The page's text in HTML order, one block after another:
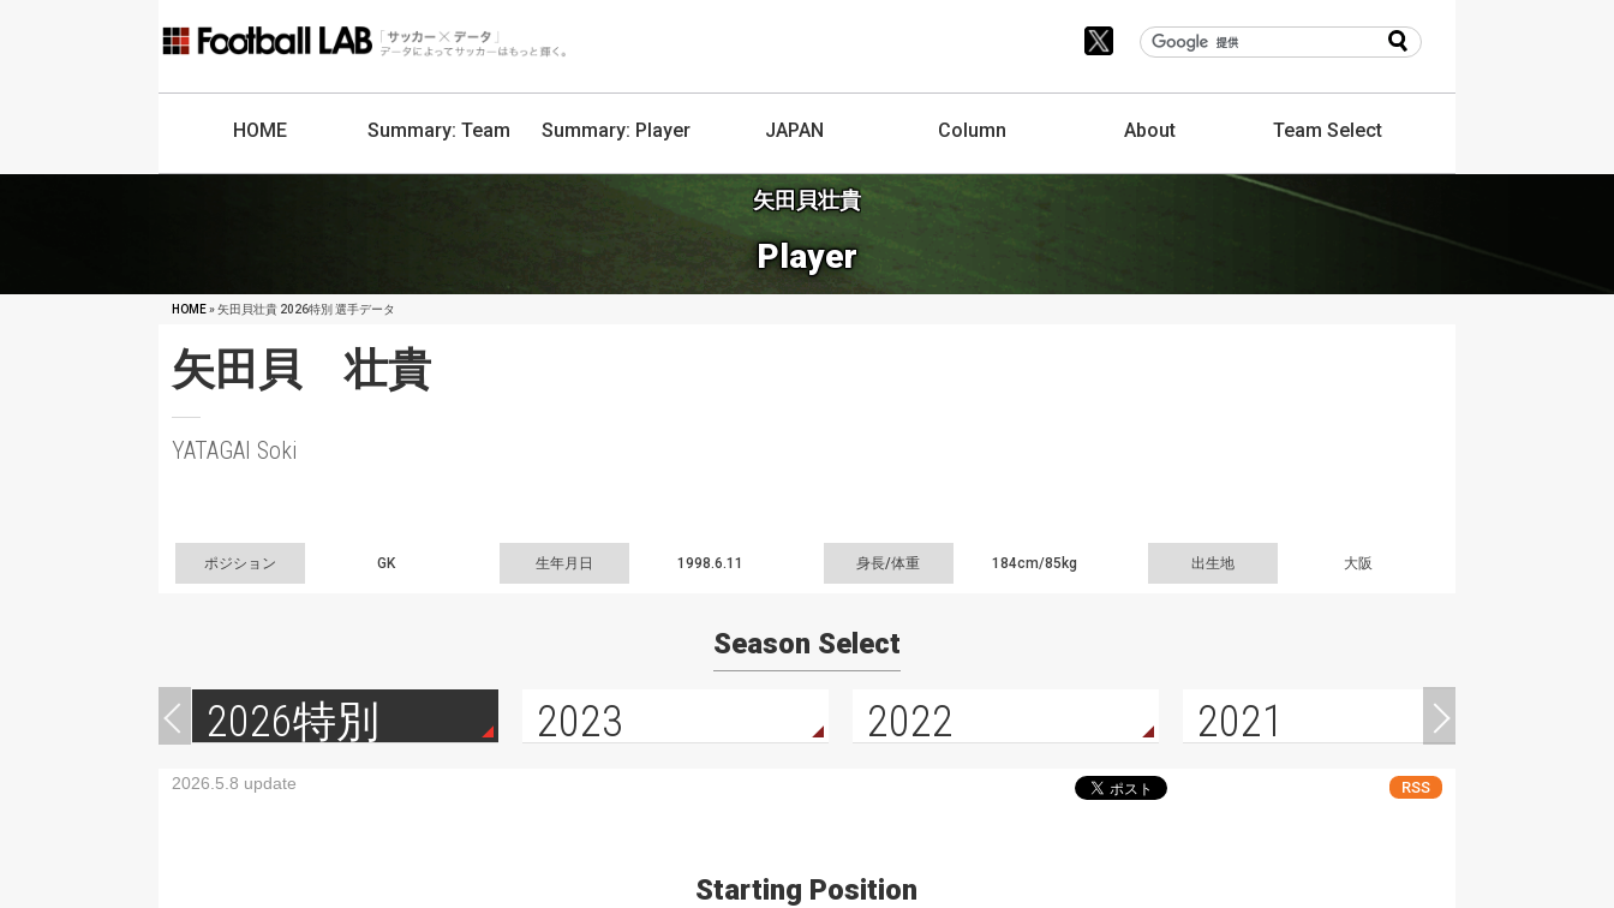
HOME Summary: Team Summary: Player JAPAN Column About TeamSelect
矢田貝壮貴
Player
HOME» 矢田貝壮貴 2026特別 選手データ
矢田貝 壮貴
YATAGAI Soki
ポジション GK 生年月日 1998.6.11 身長/体重 184cm/85kg 出生地 大阪
Season Select
2026特別 2023 2022 2021
2026.5.8 update RSS
Starting Position